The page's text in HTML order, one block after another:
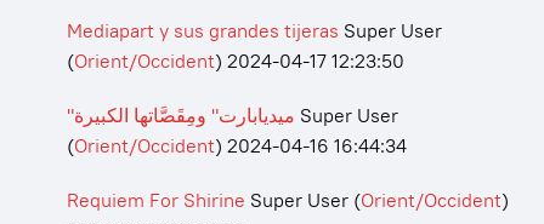
Mediapart y sus grandes tijeras Super User
(Orient/Occident) 2024-04-17 12:23:50
"ميديابارت" ومِقَصَّاتها الكبيرة Super User
(Orient/Occident) 2024-04-16 16:44:34
Requiem For Shirine Super User (Orient/Occident)